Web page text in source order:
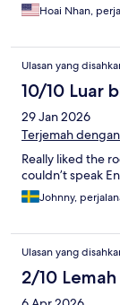
Hoai Nhan,
Ulasan yang
10/10 Luar
29 Jan 2026
Terjemah
Really liked the
couldn’t speak
Johnny,
Ulasan yang
2/10 Lemah